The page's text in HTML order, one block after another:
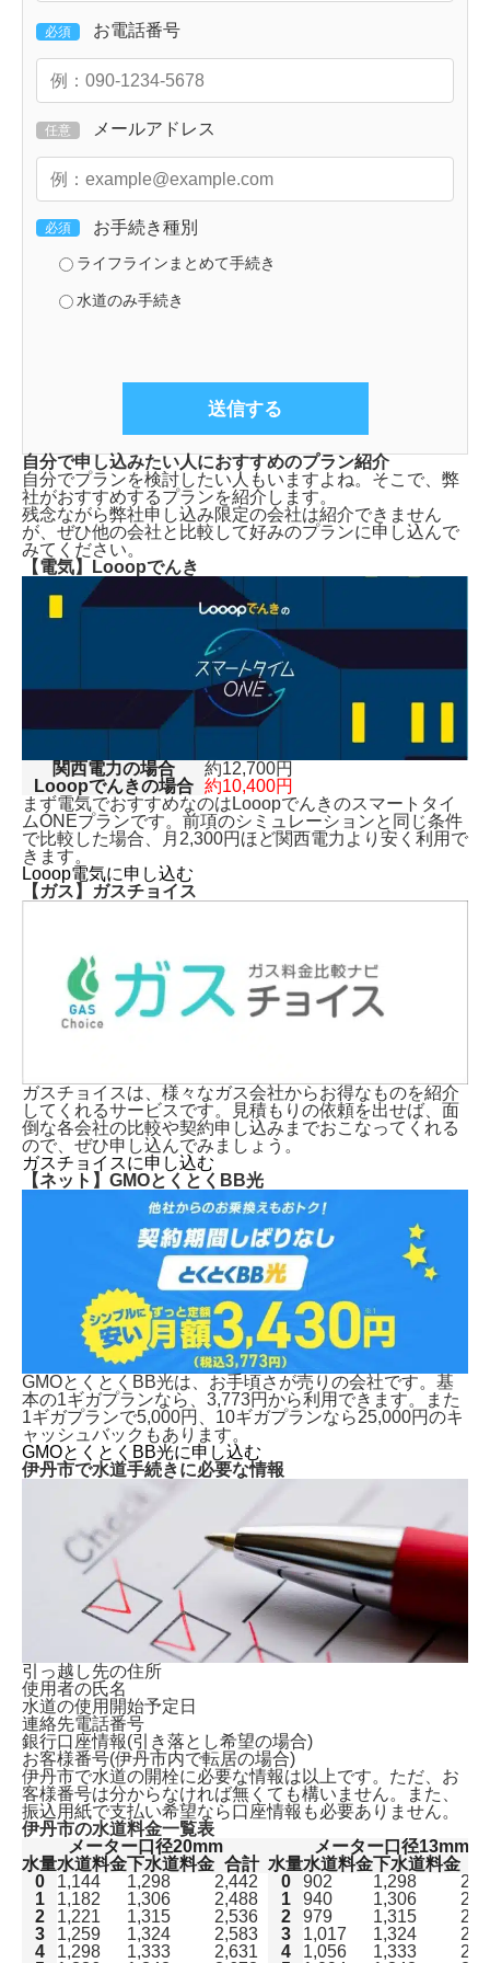
必須 お電話番号
任意 メールアドレス
必須 お手続き種別
ライフラインまとめて手続き
水道のみ手続き
自分で申し込みたい人におすすめのプラン紹介
自分でプランを検討したい人もいますよね。そこで、弊
社がおすすめするプランを紹介します。
残念ながら弊社申し込み限定の会社は紹介できません
が、ぜひ他の会社と比較して好みのプランに申し込んで
みてください。
【電気】Looopでんき
関西電力の場合
約12,700円
Looopでんきの場合
約10,400円
まず電気でおすすめなのはLooopでんきのスマートタイ
ムONEプランです。前項のシミュレーションと同じ条件
で比較した場合、月2,300円ほど関西電力より安く利用で
きます。
Looop電気に申し込む
【ガス】ガスチョイス
ガスチョイスは、様々なガス会社からお得なものを紹介
してくれるサービスです。見積もりの依頼を出せば、面
倒な各会社の比較や契約申し込みまでおこなってくれる
ので、ぜひ申し込んでみましょう。
ガスチョイスに申し込む
【ネット】GMOとくとくBB光
GMOとくとくBB光は、お手頃さが売りの会社です。基
本の1ギガプランなら、3,773円から利用できます。また
1ギガプランで5,000円、10ギガプランなら25,000円のキ
ャッシュバックもあります。
GMOとくとくBB光に申し込む
伊丹市で水道手続きに必要な情報
引っ越し先の住所
使用者の氏名
水道の使用開始予定日
連絡先電話番号
銀行口座情報(引き落とし希望の場合)
お客様番号(伊丹市内で転居の場合)
伊丹市で水道の開栓に必要な情報は以上です。ただ、 お
客様番号は分からなければ無くても構いません。
また、
振込用紙で支払い希望なら口座情報も必要ありません。
伊丹市の水道料金一覧表
メーター口径20mm
メーター口径13mm
水量水道料金下水道料金 合計 水量水道料金下水道料金
0
1,144 1,298 2,442 0 902 1,298
1
1,182 1,306 2,488 1 940 1,306
2
1,221 1,315 2,536 2 979 1,315
3
1,259 1,324 2,583 3 1,017 1,324
4
1,298 1,333 2,631 4 1,056 1,333